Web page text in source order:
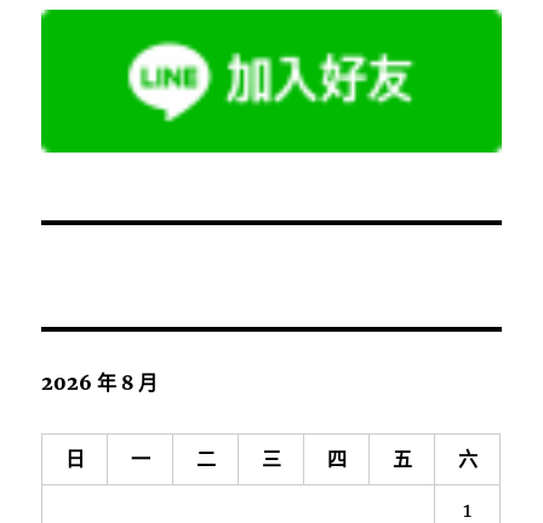
2026 年 8 月
日 一 二 三 四 五 六
1